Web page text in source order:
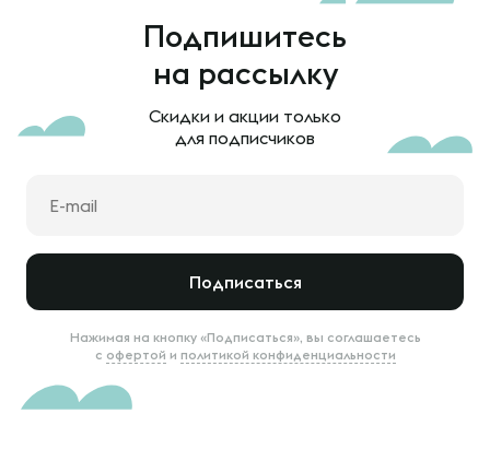
Подпишитесь
на рассылку
Скидки и акции только
для подписчиков
Подписаться
Нажимая на кнопку «Подписаться», вы соглашаетесь
с офертой и политикой конфиденциальности